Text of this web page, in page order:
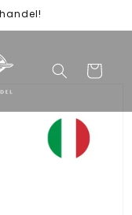
Warenkorb